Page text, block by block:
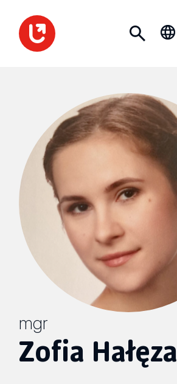
mgr
Zofia Hałęza